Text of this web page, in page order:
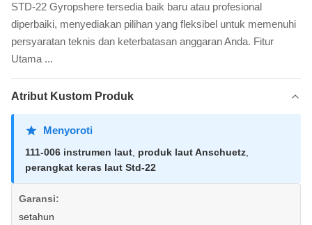
STD-22 Gyropshere tersedia baik baru atau profesional
diperbaiki, menyediakan pilihan yang fleksibel untuk memenuhi
persyaratan teknis dan keterbatasan anggaran Anda. Fitur
Utama ...
Atribut Kustom Produk
Menyoroti
111-006 instrumen laut produk laut Anschuetz
perangkat keras laut Std-22
Garansi:
setahun